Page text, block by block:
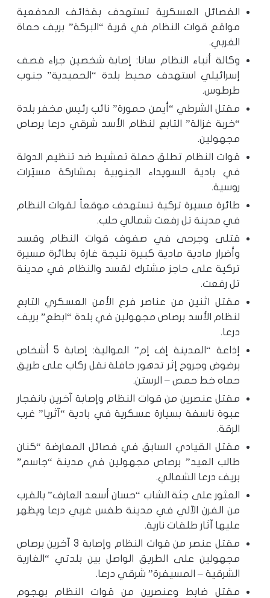
الفصائل العسكرية تستهدف بقذائف المدفعية
مواقع قوات النظام في قرية “البركة” بريف حماة
الغربي.
وكالة أنباء النظام سانا: إصابة شخصين جراء قصف
إسرائيلي استهدف محيط بلدة “الحميدية” جنوب
طرطوس.
مقتل الشرطي “أيمن حمورة” نائب رئيس مخفر بلدة
“خربة غزالة” التابع لنظام الأسد شرقي درعا برصاص
مجهولين.
قوات النظام تطلق حملة تمشيط ضد تنظيم الدولة
في بادية السويداء الجنوبية بمشاركة مسيّرات
روسية.
طائرة مسيرة تركية تستهدف موقعاً لقوات النظام
في مدينة تل رفعت شمالي حلب.
قتلى وجرحى في صفوف قوات النظام وقسد
وأضرار مادية مادية كبيرة نتيجة غارة بطائرة مسيرة
تركية على حاجز مشترك لقسد والنظام في مدينة
تل رفعت.
مقتل اثنين من عناصر فرع الأمن العسكري التابع
لنظام الأسد برصاص مجهولين في بلدة “ابطع” بريف
درعا.
إذاعة “المدينة إف إم” الموالية: إصابة 5 أشخاص
برضوض وجروح إثر تدهور حافلة نقل ركاب على طريق
حماه خط حمص – الرستن.
مقتل عنصرين من قوات النظام وإصابة آخرين بانفجار
عبوة ناسفة بسيارة عسكرية في بادية “آثريا” غرب
الرقة.
مقتل القيادي السابق في فصائل المعارضة “كنان
طالب العيد” برصاص مجهولين في مدينة “جاسم”
بريف درعا الشمالي.
العثور على جثة الشاب “حسان أسعد العارف” بالقرب
من الفرن الآلي في مدينة طفس غربي درعا ويظهر
عليها آثار طلقات نارية.
مقتل عنصر من قوات النظام وإصابة 3 آخرين برصاص
مجهولين على الطريق الواصل بين بلدتي “الغارية
الشرقية – المسيفرة” شرقي درعا.
مقتل ضابط وعنصرين من قوات النظام بهجوم